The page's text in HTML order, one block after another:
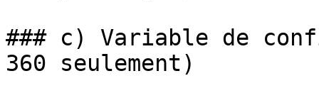
### c) Variable de
360 seulement)